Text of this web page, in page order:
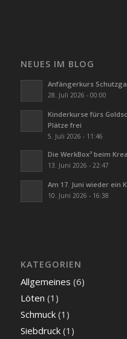
NEUES IM BLOG
Anfängerkurs
28. Juli 2026 - 00:00
Kinderkurse fürs
Plätze frei
5. Juli 2026 - 11:46
Die WerkBox³ beim
13. Juni 2026 - 22:47
Am 17. Juni wieder ein
10. Juni 2026 - 16:38
KATEGORIEN
Allgemeines (6)
Löten (1)
Schmuck(1)
Siebdruck(1)